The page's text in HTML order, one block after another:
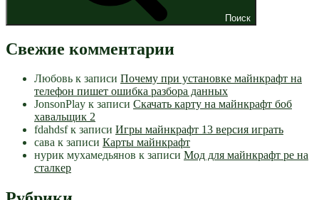
Поиск
Свежие комментарии
Любовь к записи Почему при установке майнкрафт на
телефон пишет ошибка разбора данных
JonsonPlay к записи Скачать карту на майнкрафт боб
хавальщик 2
fdahdsfк записи Игры майнкрафт 13 версия играть
сава к записи Карты майнкрафт
нурик мухамедьянов к записи Мод для майнкрафт pe на
сталкер